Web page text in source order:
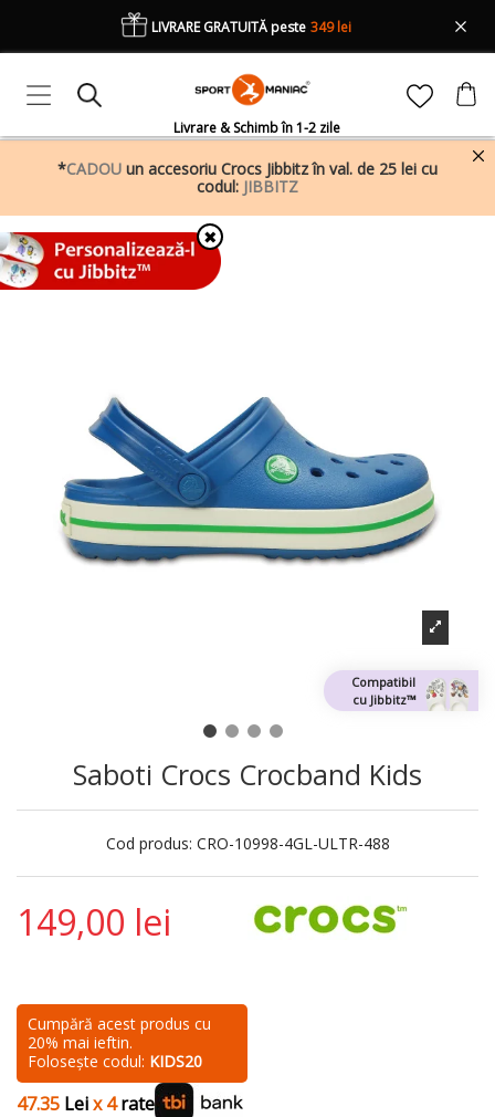
Livrare & Schimb în 1-2 zile
LIVRARE GRATUITĂ peste 349 lei
*CADOU un accesoriu Crocs Jibbitz în val. de 25 lei cu
codul: JIBBITZ
✖
Compatibil
cu Jibbitz™
Saboti Crocs Crocband Kids
Cod produs: CRO-10998-4GL-ULTR-488
149,00 lei
Cumpără acest produs cu
20% mai ieftin.
Folosește codul: KIDS20
47.35 Leix 4rate